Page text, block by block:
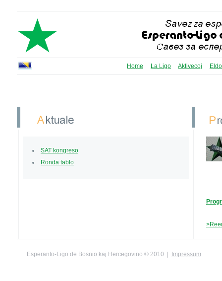
Home La Ligo Aktivecoj
SAT kongreso
Ronda tablo
Esperanto-Ligo de Bosnio kaj Hercegovino © 2010 | Impressum